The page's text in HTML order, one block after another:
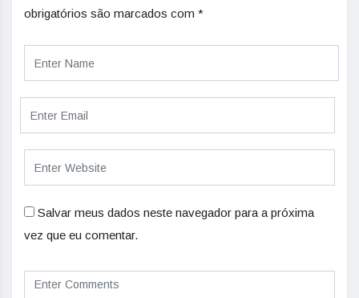
obrigatórios são marcados com *
Salvar meus dados neste navegador para a próxima
vez que eu comentar.